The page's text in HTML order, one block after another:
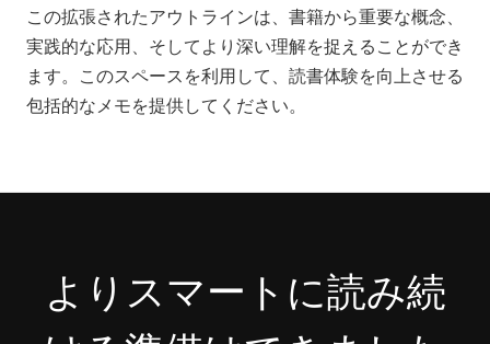
この拡張されたアウトラインは、書籍から重要な概念、
実践的な応用、そしてより深い理解を捉えることができ
ます。このスペースを利用して、読書体験を向上させる
包括的なメモを提供してください。
よりスマートに読み続